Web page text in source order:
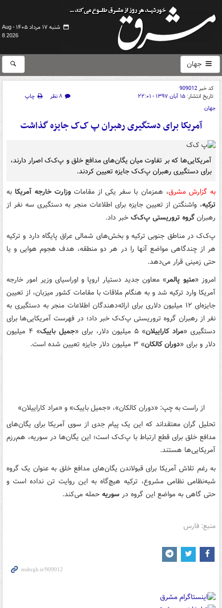
شنبه ۱۷ مرداد ۱۴۰۵ -
Aug
8 2026
جهان
کد خبر909012
تاریخ انتشار: ۱۵ آبان ۱۳۹۷ - ۲۲:۰۱ ۸ نظر
چاپ
جهان
آمریکا برای دستگیری رهبران پ ک‌ک جایزه گذاشت
آمریکایی‌ها که بر تفاوت میان یگان‌های مدافع خلق و پ‌ک‌ک اصرار دارند،
برای دستگیری رهبران پ‌ک‌ک جایزه تعیین کردند.
به گزارش مشرق، همزمان با سفر یکی از مقامات وزارت خارجه آمریکا به
ترکیه، واشنگتن از تعیین جایزه برای اطلاعات منجر به دستگیری سه نفر از
رهبرانگروه تروریستی پ‌ک‌ک خبر داد.
پ‌ک‌ک در مناطق جنوبی ترکیه و بخش‌های شمالی عراق پایگاه دارد و ترکیه
هر از چندگاهی مواضع آنها را در هر دو منطقه، هدف هجوم هوایی و یا
حتی زمینی قرار می‌دهد.
امروز «متیو پالمر» معاون جدید دستیار اروپا و اوراسیای وزیر امور خارجه
آمریکا وارد ترکیه شد و به هنگام ملاقات با مقامات کشور میزبان، از تعیین
جایزه‌ای ۱۲ میلیون دلاری برای ارائه‌دهندگان اطلاعات منجر به دستگیری به
نفر از رهبران گروه تروریستی پ‌ک‌ک خبر داد؛ در فهرست آمریکایی‌ها برای
دستگیری «مراد کاراییلان» ۵ میلیون دلار، برای « جمیل باییک
» ۴ میلیون
دلار و برای «دوران کالکان» ۳ میلیون دلار جایزه تعیین شده است.
از راست به چپ: «دوران کالکان»، «جمیل باییک» و «مراد کاراییلان»
تحلیل گران معتقداند که این یک پیام جدی از سوی آمریکا برای یگان‌های
مدافع خلق برای قطع ارتباط با پ‌ک‌ک است؛ این یگان‌ها در سوریه، هم‌رزم
آمریکایی‌ها هستند.
به رغم تلاش آمریکا برای قبولاندن یگان‌های مدافع خلق به عنوان یک گروه
شبه‌نظامی نظامی مشروع، ترکیه هیچ‌گاه به این روایت تن نداده است و
حتی گاهی به مواضع این گروه در سوریه حمله می‌کند.
منبع: فارس